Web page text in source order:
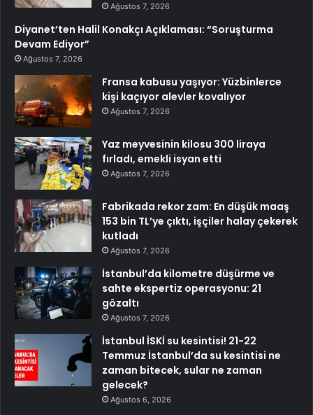
Ağustos 7, 2026
Diyanet’ten Halil Konakçı Açıklaması: “Soruşturma
Devam Ediyor”
Ağustos 7, 2026
Fransa kabusu yaşıyor: Yüzbinlerce
kişi kaçıyor alevler kovalıyor
Ağustos 7, 2026
Yaz meyvesinin kilosu 300 liraya
fırladı, emekli isyan etti
Ağustos 7, 2026
Fabrikada rekor zam: En düşük maaş
153 bin TL’ye çıktı, işçiler halay çekerek
kutladı
Ağustos 7, 2026
İstanbul’da kilometre düşürme ve
sahte ekspertiz operasyonu: 21
gözaltı
Ağustos 7, 2026
İstanbul İSKİ su kesintisi! 21-22
Temmuz İstanbul’da su kesintisi ne
zaman bitecek, sular ne zaman
gelecek?
Ağustos 6, 2026